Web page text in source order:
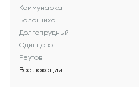
Коммунарка
Балашиха
Долгопрудный
Одинцово
Реутов
Все локации